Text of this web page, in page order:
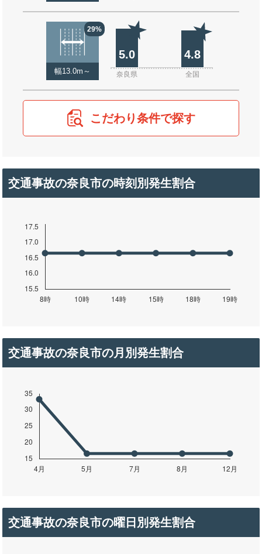
29%
幅13.0m～
5.0 4.8
奈良県 全国
こだわり条件で探す
交通事故の奈良市の時刻別発生割合
交通事故の奈良市の月別発生割合
交通事故の奈良市の曜日別発生割合